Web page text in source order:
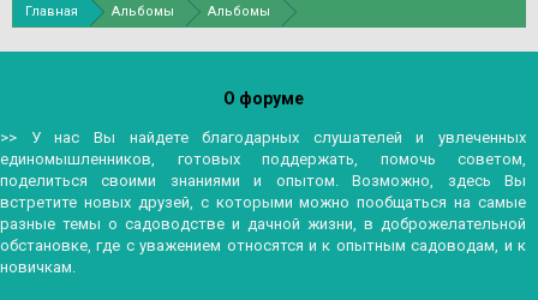
Главная Альбомы Альбомы
О форуме
>> У нас Вы найдете благодарных слушателей и увлеченных
единомышленников, готовых поддержать, помочь советом,
поделиться своими знаниями и опытом. Возможно, здесь Вы
встретите новых друзей, с которыми можно пообщаться на самые
разные темы о садоводстве и дачной жизни, в доброжелательной
обстановке, где с уважением относятся и к опытным садоводам, и к
новичкам.